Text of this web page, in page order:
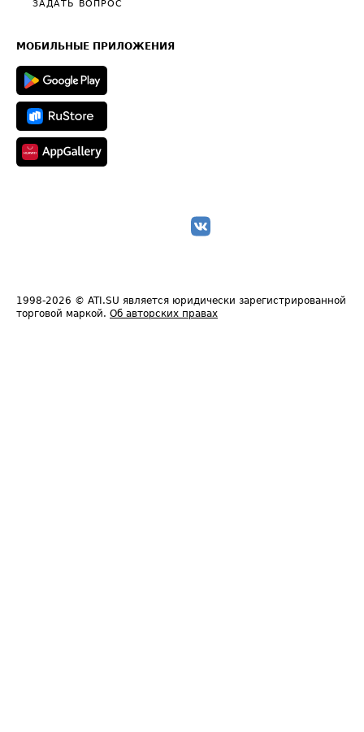
Общие положения
Техническая информация
ЗАДАТЬ ВОПРОС
МОБИЛЬНЫЕ ПРИЛОЖЕНИЯ
1998-2026 © ATI.SU является юридически зарегистрированной
торговой маркой. Об авторских правах